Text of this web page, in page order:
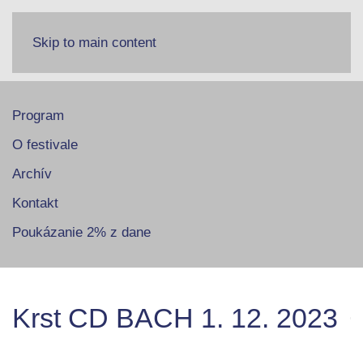
Skip to main content
Program
O festivale
Archív
Kontakt
Poukázanie 2% z dane
Krst CD BACH 1. 12. 2023